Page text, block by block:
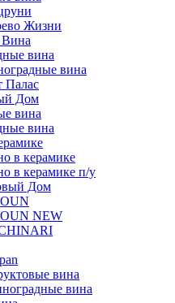
Жизни
вина
вина
Палас
Дом
вина
вина
в керамике
в керамике п/у
Дом
NEW
вина
вина